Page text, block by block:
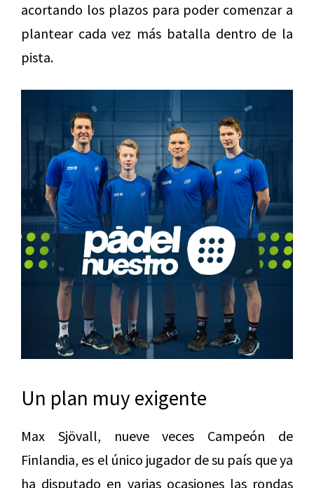
acortando los plazos para poder comenzar a
plantear cada vez más batalla dentro de la
pista.
Un plan muy exigente
Max Sjövall, nueve veces Campeón de
Finlandia, es el único jugador de su país que ya
ha disputado en varias ocasiones las rondas